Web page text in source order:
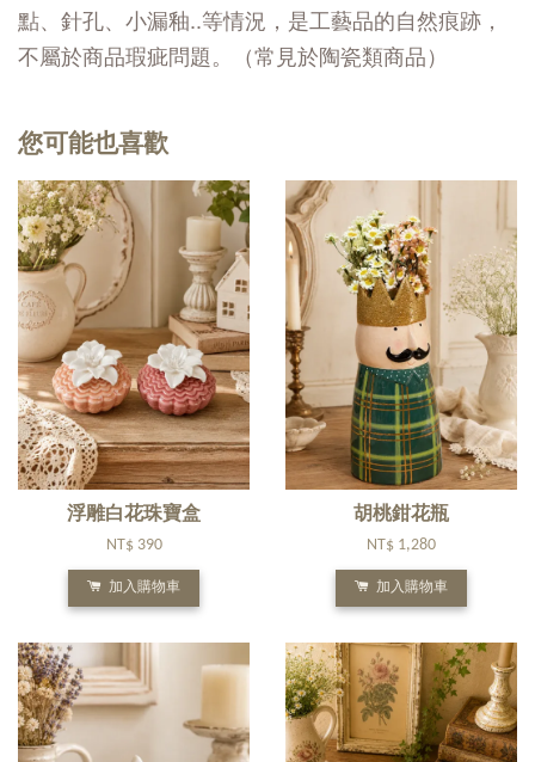
點、針孔、小漏釉..等情況，是工藝品的自然痕跡，
不屬於商品瑕疵問題。（常見於陶瓷類商品）
您可能也喜歡
浮雕白花珠寶盒
NT$ 390
加入購物車
胡桃鉗花瓶
NT$ 1,280
加入購物車